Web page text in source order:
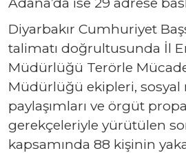
Diyarbakır Cumhuriyet
talimatı doğrultusunda İl
Müdürlüğü Terörle
Müdürlüğü ekipleri, sosyal
paylaşımları ve örgüt
gerekçeleriyle yürütülen
kapsamında 88 kişinin